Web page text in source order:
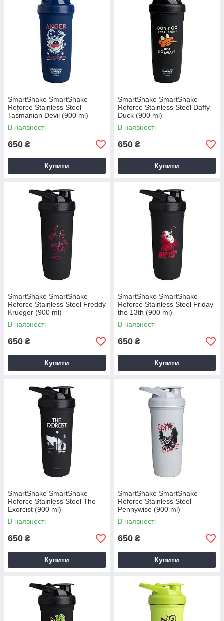
SmartShake SmartShake
Reforce Stainless Steel
Tasmanian Devil (900 ml)
В наявності
650 ₴
Купити
SmartShake SmartShake
Reforce Stainless Steel Daffy
Duck (900 ml)
В наявності
650 ₴
Купити
SmartShake SmartShake
Reforce Stainless Steel Freddy
Krueger (900 ml)
В наявності
650 ₴
Купити
SmartShake SmartShake
Reforce Stainless Steel Friday
the 13th (900 ml)
В наявності
650 ₴
Купити
SmartShake SmartShake
Reforce Stainless Steel The
Exorcist (900 ml)
В наявності
650 ₴
Купити
SmartShake SmartShake
Reforce Stainless Steel
Pennywise (900 ml)
В наявності
650 ₴
Купити